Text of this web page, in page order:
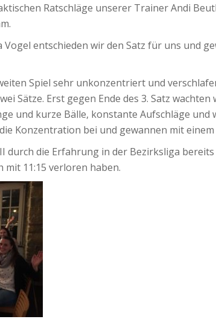
Ratschläge unserer Trainer Andi
entschieden wir den Satz für uns und
Spiel sehr unkonzentriert und
Sätze. Erst gegen Ende des 3. Satz wachten
und kurze Bälle, konstante Aufschläge und
Konzentration bei und gewannen mit einem
durch die Erfahrung in der Bezirksliga bereits
mit 11:15 verloren haben.